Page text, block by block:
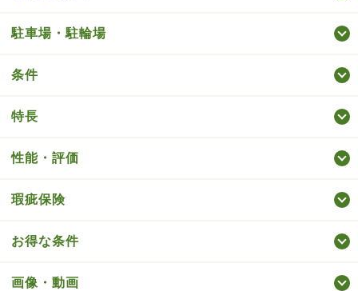
駐車場・駐輪場
条件
特長
性能・評価
瑕疵保険
お得な条件
画像・動画